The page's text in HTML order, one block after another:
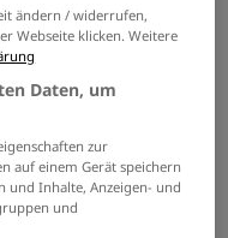
Meine Merkliste
küffel
E-MAIL
EIN
ändern / widerrufen,
Webseite klicken. Weitere
Daten, um
zur
auf einem Gerät speichern
und Inhalte, Anzeigen- und
und